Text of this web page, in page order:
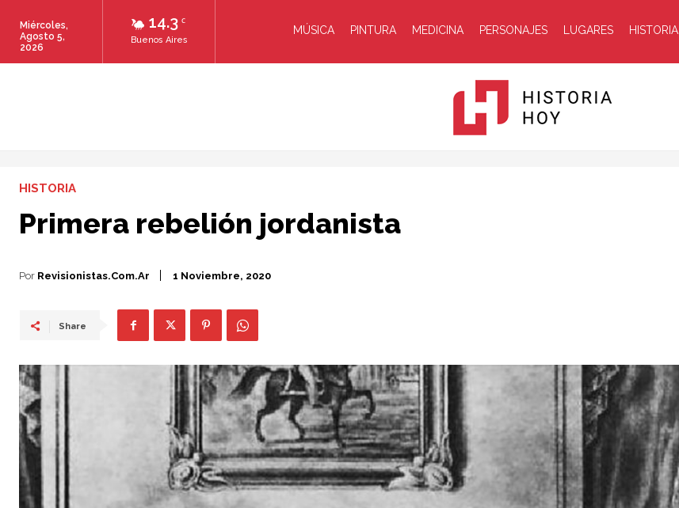
14.3 C
Buenos Aires
Miércoles,
Agosto 5,
2026
MÚSICA PINTURA MEDICINA PERSONAJES LUGARES HISTORIA
HISTORIA
Primera rebelión jordanista
Por Revisionistas.com.ar 1 Noviembre, 2020
Share